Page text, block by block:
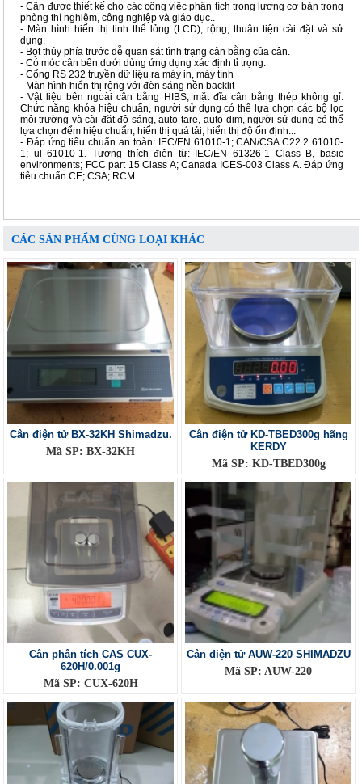
- Cân được thiết kế cho các công việc phân tích trọng lượng cơ bản trong
phòng thí nghiệm, công nghiệp và giáo dục..
- Màn hình hiển thị tinh thể lỏng (LCD), rộng, thuận tiện cài đặt và sử
dụng.
- Bọt thủy phía trước dễ quan sát tình trạng cân bằng của cân.
- Có móc cân bên dưới dùng ứng dụng xác định tỉ trọng.
- Cổng RS 232 truyền dữ liệu ra máy in, máy tính
- Màn hình hiển thị rộng với đèn sáng nền backlit
- Vật liệu bên ngoài cân bằng HIBS, mặt đĩa cân bằng thép không gỉ.
Chức năng khóa hiệu chuẩn, người sử dụng có thể lựa chọn các bộ lọc
môi trường và cài đặt độ sáng, auto-tare, auto-dim, người sử dụng có thể
lựa chọn đểm hiệu chuẩn, hiển thị quá tải, hiển thị độ ổn định...
- Đáp ứng tiêu chuẩn an toàn: IEC/EN 61010-1; CAN/CSA C22.2 61010-
1; ul 61010-1. Tương thích điện từ: IEC/EN 61326-1 Class B, basic
environments; FCC part 15 Class A; Canada ICES-003 Class A. Đáp ứng
tiêu chuẩn CE; CSA; RCM
CÁC SẢN PHẨM CÙNG LOẠI KHÁC
Cân điện tử BX-32KH Shimadzu.
Mã SP: BX-32KH
Cân điện tử KD-TBED300g hãng
KERDY
Mã SP: KD-TBED300g
Cân phân tích CAS CUX-
620H/0.001g
Mã SP: CUX-620H
Cân điện tử AUW-220 SHIMADZU
Mã SP: AUW-220